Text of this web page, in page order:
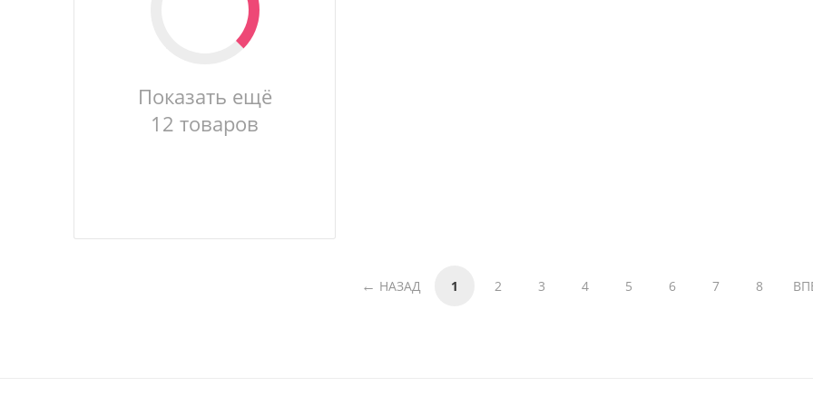
Показать ещё
12 товаров
НАЗАД 1 2 3 4 5 6 7 8